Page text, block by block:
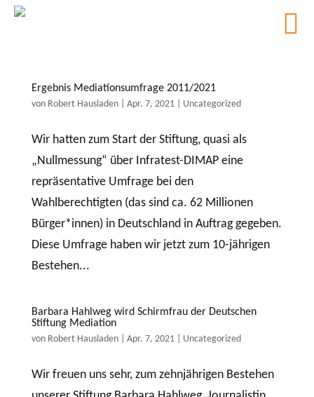
Ergebnis Mediationsumfrage 2011/2021
von Robert Hausladen| Apr. 7, 2021| Uncategorized
Wir hatten zum Start der Stiftung, quasi als
„Nullmessung“ über Infratest-DIMAP eine
repräsentative Umfrage bei den
Wahlberechtigten (das sind ca. 62 Millionen
Bürger*innen) in Deutschland in Auftrag gegeben.
Diese Umfrage haben wir jetzt zum 10-jährigen
Bestehen...
Barbara Hahlweg wird Schirmfrau der Deutschen
Stiftung Mediation
von Robert Hausladen| Apr. 7, 2021| Uncategorized
Wir freuen uns sehr, zum zehnjährigen Bestehen